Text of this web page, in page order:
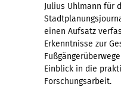
Julius Uhlmann für
einen Aufsatz
Erkenntnisse zur
Einblick in die
Forschungsarbeit.